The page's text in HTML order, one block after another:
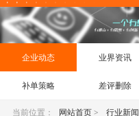
企业动态 业界资讯
补单策略 差评删除
当前位置： 网站首页> 行业新闻